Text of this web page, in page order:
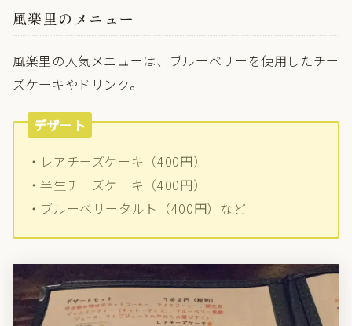
風楽里のメニュー
風楽里の人気メニューは、ブルーベリーを使用したチー
ズケーキやドリンク。
デザート
・レアチーズケーキ（400円）
・半生チーズケーキ（400円）
・ブルーベリータルト（400円）など